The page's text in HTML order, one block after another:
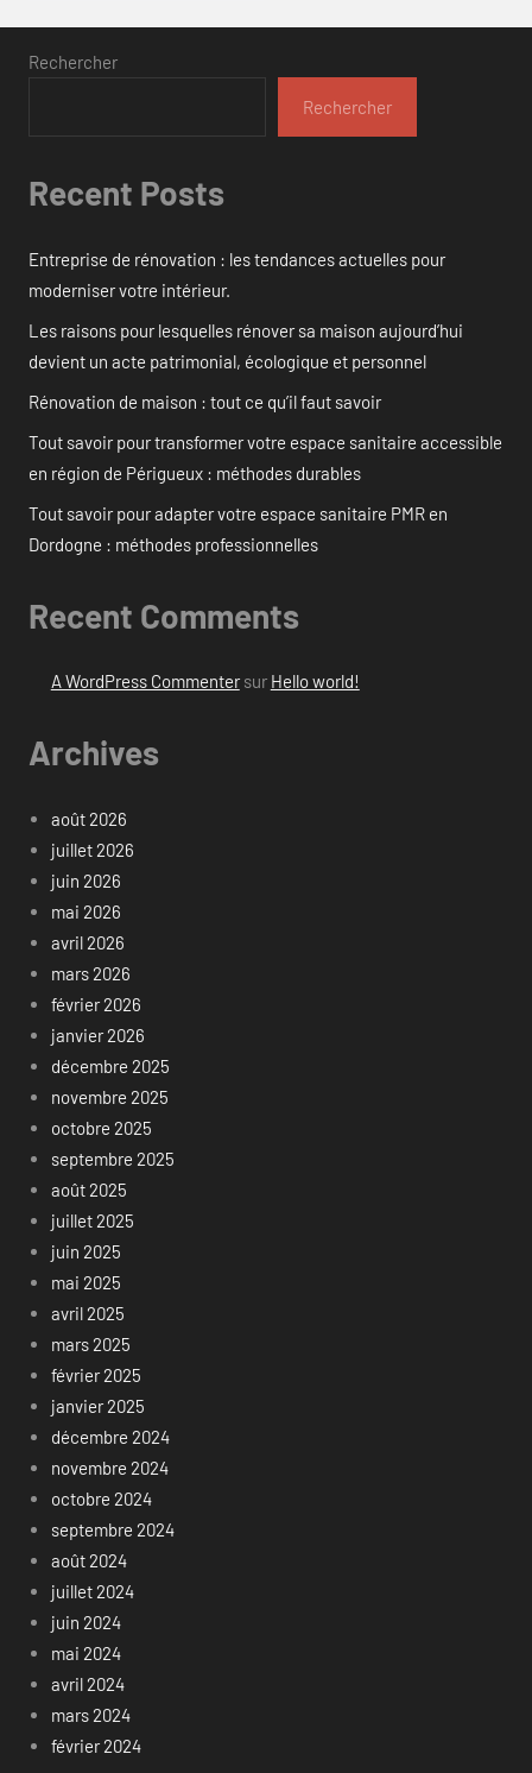
Rechercher
Rechercher
Recent Posts
Entreprise de rénovation : les tendances actuelles pour
moderniser votre intérieur.
Les raisons pour lesquelles rénover sa maison aujourd’hui
devient un acte patrimonial, écologique et personnel
Rénovation de maison : tout ce qu’il faut savoir
Tout savoir pour transformer votre espace sanitaire accessible
en région de Périgueux : méthodes durables
Tout savoir pour adapter votre espace sanitaire PMR en
Dordogne : méthodes professionnelles
Recent Comments
A WordPress Commentersur Hello world!
Archives
août 2026
juillet 2026
juin 2026
mai 2026
avril 2026
mars 2026
février 2026
janvier 2026
décembre 2025
novembre 2025
octobre 2025
septembre 2025
août 2025
juillet 2025
juin 2025
mai 2025
avril 2025
mars 2025
février 2025
janvier 2025
décembre 2024
novembre 2024
octobre 2024
septembre 2024
août 2024
juillet 2024
juin 2024
mai 2024
avril 2024
mars 2024
février 2024